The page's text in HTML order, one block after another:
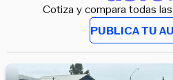
Cotiza y compara todas
PUBLICA TU